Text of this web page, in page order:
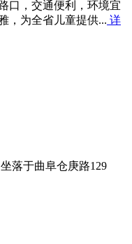
口，交通便利，环境宜
，为全省儿童提供... 详
落于曲阜仓庚路129